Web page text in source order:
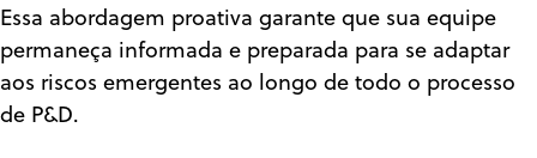
Essa abordagem proativa garante que sua equipe
permaneça informada e preparada para se adaptar
aos riscos emergentes ao longo de todo o processo
de P&D.